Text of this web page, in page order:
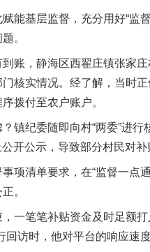
基层监督，充分用好“监督
。
，静海区西翟庄镇张家庄
核实情况。经了解，当时
拨付至农户账户。
纪委随即向村“两委”进行
开公示，导致部分村民对
清单要求，在“监督一点
。
笔笔补贴资金及时足额打
访时，他对平台的响应速